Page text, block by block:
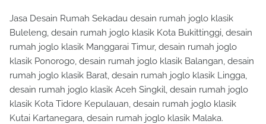
Jasa Desain Rumah Sekadau desain rumah joglo klasik
Buleleng, desain rumah joglo klasik Kota Bukittinggi, desain
rumah joglo klasik Manggarai Timur, desain rumah joglo
klasik Ponorogo, desain rumah joglo klasik Balangan, desain
rumah joglo klasik Barat, desain rumah joglo klasik Lingga,
desain rumah joglo klasik Aceh Singkil, desain rumah joglo
klasik Kota Tidore Kepulauan, desain rumah joglo klasik
Kutai Kartanegara, desain rumah joglo klasik Malaka.